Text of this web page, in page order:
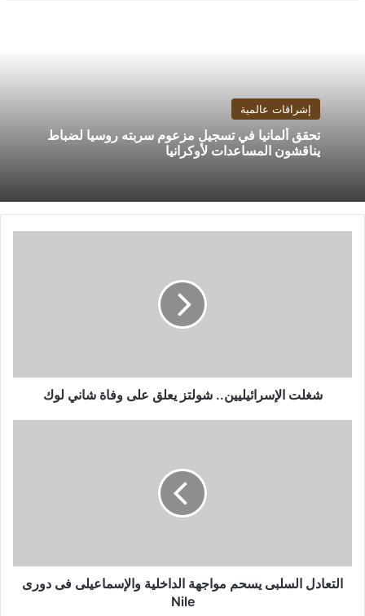
إشراقات عالمية
تحقق ألمانيا في تسجيل مزعوم سربته روسيا لضباط
يناقشون المساعدات لأوكرانيا
شغلت الإسرائيليين.. شولتز يعلق على وفاة شاني لوك
Nile
التعادل السلبى يسحم مواجهة الداخلية والإسماعيلى فى دورى
Nile